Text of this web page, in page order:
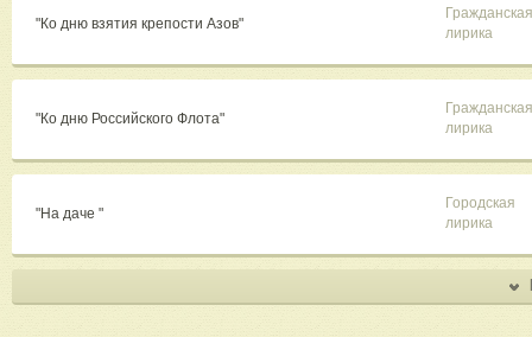
"Ко дню взятия крепости Азов"
Гражданская
лирика
"Ко дню Российского Флота"
Гражданская
лирика
"На даче "
Городская
лирика